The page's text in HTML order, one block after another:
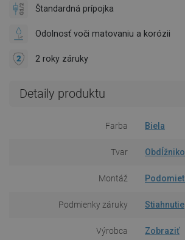
Štandardná prípojka
Odolnosť voči matovaniu a korózii
2 roky záruky
Detaily produktu
Farba Biela
Tvar
Montáž
Podmienky záruky Stiahnutie
Výrobca Zobraziť